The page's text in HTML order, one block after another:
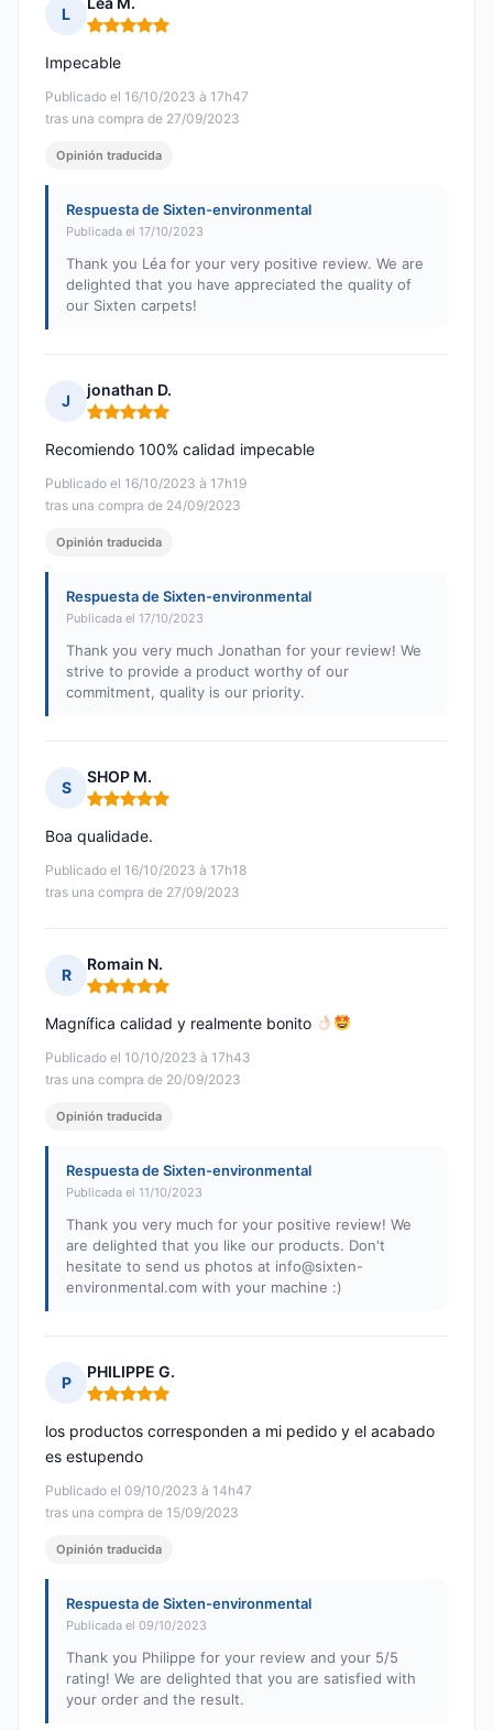
L
Nota: 5 de 5
Publicado el 16/10/2023 à 17h47
tras una compra de 27/09/2023
Impecable
Opinión traducida
Respuesta de Sixten-environmental
Publicada el 17/10/2023
Thank you Léa for your very positive review. We are
delighted that you have appreciated the quality of
our Sixten carpets!
J
jonathan D.
Nota: 5 de 5
Publicado el 16/10/2023 à 17h19
tras una compra de 24/09/2023
Recomiendo 100% calidad impecable
Opinión traducida
Respuesta de Sixten-environmental
Publicada el 17/10/2023
Thank you very much Jonathan for your review! We
strive to provide a product worthy of our
commitment, quality is our priority.
S
SHOP M.
Nota: 5 de 5
Publicado el 16/10/2023 à 17h18
tras una compra de 27/09/2023
Boa qualidade.
R
Romain N.
Nota: 5 de 5
Publicado el 10/10/2023 à 17h43
tras una compra de 20/09/2023
Magnífica calidad y realmente bonito
Opinión traducida
Respuesta de Sixten-environmental
Publicada el 11/10/2023
Thank you very much for your positive review! We
are delighted that you like our products. Don't
hesitate to send us photos at info@sixten-
environmental.com with your machine :)
P
PHILIPPE G.
Nota: 5 de 5
Publicado el 09/10/2023 à 14h47
tras una compra de 15/09/2023
los productos corresponden a mi pedido y el acabado
es estupendo
Opinión traducida
Respuesta de Sixten-environmental
Publicada el 09/10/2023
Thank you Philippe for your review and your 5/5
rating! We are delighted that you are satisfied with
your order and the result.